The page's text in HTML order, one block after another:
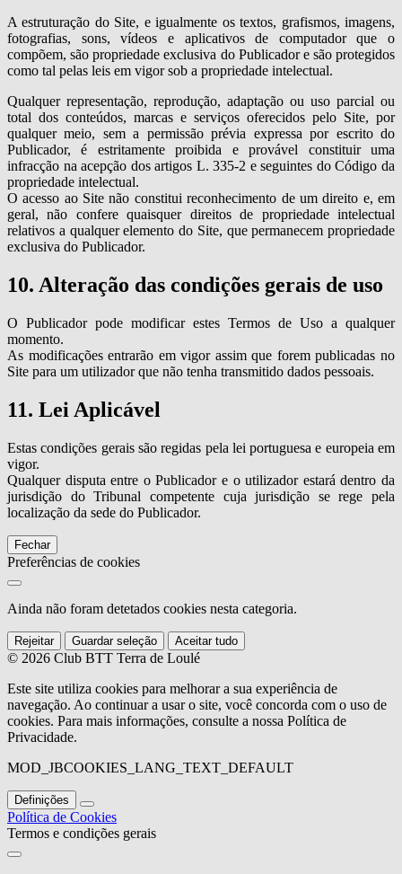
A estruturação do Site, e igualmente os textos, grafismos, imagens,
fotografias, sons, vídeos e aplicativos de computador que o
compõem, são propriedade exclusiva do Publicador e são protegidos
como tal pelas leis em vigor sob a propriedade intelectual.
Qualquer representação, reprodução, adaptação ou uso parcial ou
total dos conteúdos, marcas e serviços oferecidos pelo Site, por
qualquer meio, sem a permissão prévia expressa por escrito do
Publicador, é estritamente proibida e provável constituir uma
infracção na acepção dos artigos L. 335-2 e seguintes do Código da
propriedade intelectual.
O acesso ao Site não constitui reconhecimento de um direito e, em
geral, não confere quaisquer direitos de propriedade intelectual
relativos a qualquer elemento do Site, que permanecem propriedade
exclusiva do Publicador.
10. Alteração das condições gerais de uso
O Publicador pode modificar estes Termos de Uso a qualquer
momento.
As modificações entrarão em vigor assim que forem publicadas no
Site para um utilizador que não tenha transmitido dados pessoais.
11. Lei Aplicável
Estas condições gerais são regidas pela lei portuguesa e europeia em
vigor.
Qualquer disputa entre o Publicador e o utilizador estará dentro da
jurisdição do Tribunal competente cuja jurisdição se rege pela
localização da sede do Publicador.
Fechar
Preferências de cookies
Ainda não foram detetados cookies nesta categoria.
Rejeitar Guardar seleção Aceitar tudo
© 2026 Club BTT Terra de Loulé
Este site utiliza cookies para melhorar a sua experiência de
navegação. Ao continuar a usar o site, você concorda com o uso de
cookies. Para mais informações, consulte a nossa Política de
Privacidade.
MOD_JBCOOKIES_LANG_TEXT_DEFAULT
Definições
Política de Cookies
Termos e condições gerais